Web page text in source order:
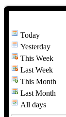
Today
Yesterday
This Week
Last Week
This Month
Last Month
All days